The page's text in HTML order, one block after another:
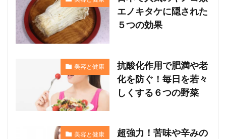
エノキタケに隠された
５つの効果
美容と健康
抗酸化作用で肥満や老
化を防ぐ！毎日を若々
しくする６つの野菜
美容と健康
超強力！苦味や辛みの